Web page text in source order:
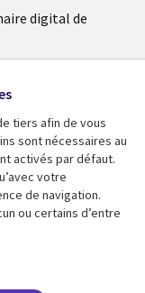
digital de
juridiques
tiers afin de vous
sont nécessaires au
activés par défaut.
votre
de navigation.
ou certains d’entre